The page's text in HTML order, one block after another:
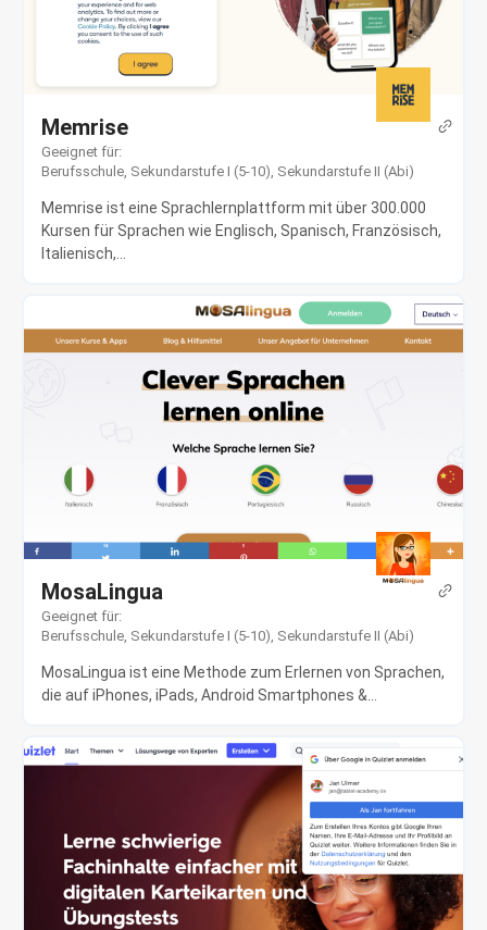
Memrise
Geeignet für:
Berufsschule Sekundarstufe I (5-10) Sekundarstufe II (Abi)
Memrise ist eine Sprachlernplattform mit über 300.000
Kursen für Sprachen wie Englisch, Spanisch, Französisch,
Italienisch,...
MosaLingua
Geeignet für:
Berufsschule, Sekundarstufe I (5-10), Sekundarstufe II (Abi)
MosaLingua ist eine Methode zum Erlernen von Sprachen,
die auf iPhones, iPads, Android Smartphones &...